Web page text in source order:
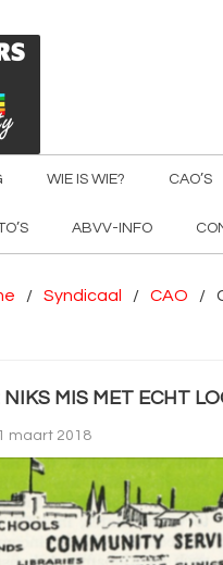
WIE IS WIE? CAO’S
ABVV-INFO
Syndicaal CAO
MIS MET ECHT
1 maart 2018